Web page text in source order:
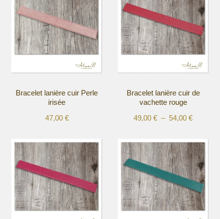
Bracelet lanière cuir Perle
irisée
47,00 €
plusieurs
variations.
Les
options
peuvent
être
Bracelet lanière cuir de
vachette rouge
49,00€ – 54,00€Plage
49,00 €
à
54,00 €
plusieurs
variations.
Les
options
peuvent
être